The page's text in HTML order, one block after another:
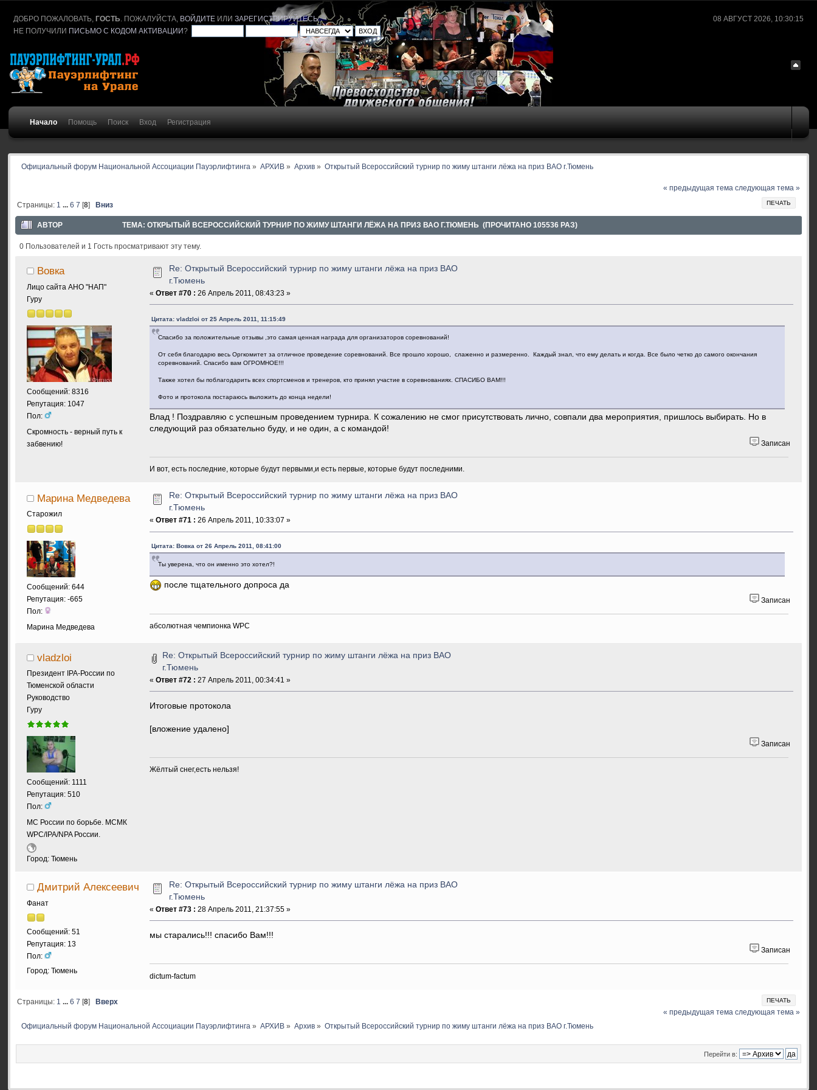
08 АВГУСТ 2026, 10:30:15
ДОБРО ПОЖАЛОВАТЬ, ГОСТЬ. ПОЖАЛУЙСТА, ВОЙДИТЕИЛИ ЗАРЕГИСТРИРУЙТЕСЬ.
НЕ ПОЛУЧИЛИ ПИСЬМО С КОДОМ АКТИВАЦИИ?
Начало Помощь Поиск Вход Регистрация
Официальный форум Национальной Ассоциации Пауэрлифтинга » АРХИВ » Архив » Открытый Всероссийский турнир по жиму штанги лёжа на приз ВАО г.Тюмень
« предыдущая тема следующая тема »
ПЕЧАТЬ
Страницы: 1 ... 6 7 [8] Вниз
АВТОР ТЕМА: ОТКРЫТЫЙ ВСЕРОССИЙСКИЙ ТУРНИР ПО ЖИМУ ШТАНГИ ЛЁЖА НА ПРИЗ ВАО Г.ТЮМЕНЬ (ПРОЧИТАНО 105536 РАЗ)
0 Пользователей и 1 Гость просматривают эту тему.
Вовка
Лицо сайта АНО "НАП"
Гуру
Сообщений: 8316
Репутация: 1047
Пол:
Скромность - верный путь к
забвению!
Re: Открытый Всероссийский турнир по жиму штанги лёжа на приз ВАО
г.Тюмень
« Ответ #70 : 26 Апрель 2011, 08:43:23 »
Цитата: vladzloi от 25 Апрель 2011, 11:15:49
Спасибо за положительные отзывы ,это самая ценная награда для организаторов соревнований!
От себя благодарю весь Оргкомитет за отличное проведение соревнований. Все прошло хорошо, слаженно и размеренно. Каждый знал, что ему делать и когда. Все было четко до самого окончания
соревнований. Спасибо вам ОГРОМНОЕ!!!
Также хотел бы поблагодарить всех спортсменов и тренеров, кто принял участие в соревнованиях. СПАСИБО ВАМ!!!
Фото и протокола постараюсь выложить до конца недели!
Влад ! Поздравляю с успешным проведением турнира. К сожалению не смог присутствовать лично, совпали два мероприятия, пришлось выбирать. Но в
следующий раз обязательно буду, и не один, а с командой!
Записан
И вот, есть последние, которые будут первыми,и есть первые, которые будут последними.
Марина Медведева
Старожил
Сообщений: 644
Репутация: -665
Пол:
Марина Медведева
Re: Открытый Всероссийский турнир по жиму штанги лёжа на приз ВАО
г.Тюмень
« Ответ #71 : 26 Апрель 2011, 10:33:07 »
Цитата: Вовка от 26 Апрель 2011, 08:41:00
Ты уверена, что он именно это хотел?!
после тщательного допроса да
Записан
абсолютная чемпионка WPC
vladzloi
Президент IPA-России по
Тюменской области
Руководство
Гуру
Сообщений: 1111
Репутация: 510
Пол:
МС России по борьбе. МСМК
WPC/IPA/NPA России.
Город: Тюмень
Re: Открытый Всероссийский турнир по жиму штанги лёжа на приз ВАО
г.Тюмень
« Ответ #72 : 27 Апрель 2011, 00:34:41 »
Итоговые протокола
[вложение удалено]
Записан
Жёлтый снег,есть нельзя!
Дмитрий Алексеевич
Фанат
Сообщений: 51
Репутация: 13
Пол:
Город: Тюмень
Re: Открытый Всероссийский турнир по жиму штанги лёжа на приз ВАО
г.Тюмень
« Ответ #73 : 28 Апрель 2011, 21:37:55 »
мы старались!!! спасибо Вам!!!
Записан
dictum-factum
ПЕЧАТЬ
Страницы: 1 ... 6 7 [8]
Вверх
« предыдущая тема следующая тема »
Официальный форум Национальной Ассоциации Пауэрлифтинга » АРХИВ » Архив » Открытый Всероссийский турнир по жиму штанги лёжа на приз ВАО г.Тюмень
Перейти в: